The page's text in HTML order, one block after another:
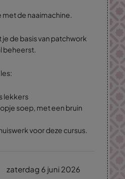
met de naaimachine.
de basis van patchwork
beheerst.
lekkers
soep, met een bruin
voor deze cursus.
zaterdag 6 juni 2026